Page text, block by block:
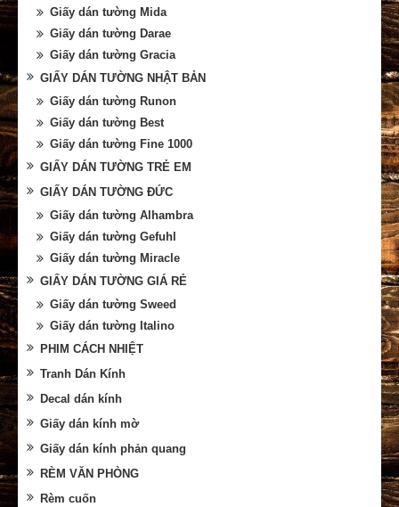
Giấy dán tường Mida
Giấy dán tường Darae
Giấy dán tường Gracia
GIẤY DÁN TƯỜNG NHẬT BẢN
Giấy dán tường Runon
Giấy dán tường Best
Giấy dán tường Fine 1000
GIẤY DÁN TƯỜNG TRẺ EM
GIẤY DÁN TƯỜNG ĐỨC
Giấy dán tường Alhambra
Giấy dán tường Gefuhl
Giấy dán tường Miracle
GIẤY DÁN TƯỜNG GIÁ RẺ
Giấy dán tường Sweed
Giấy dán tường Italino
PHIM CÁCH NHIỆT
Tranh Dán Kính
Decal dán kính
Giấy dán kính mờ
Giấy dán kính phản quang
RÈM VĂN PHÒNG
Rèm cuốn